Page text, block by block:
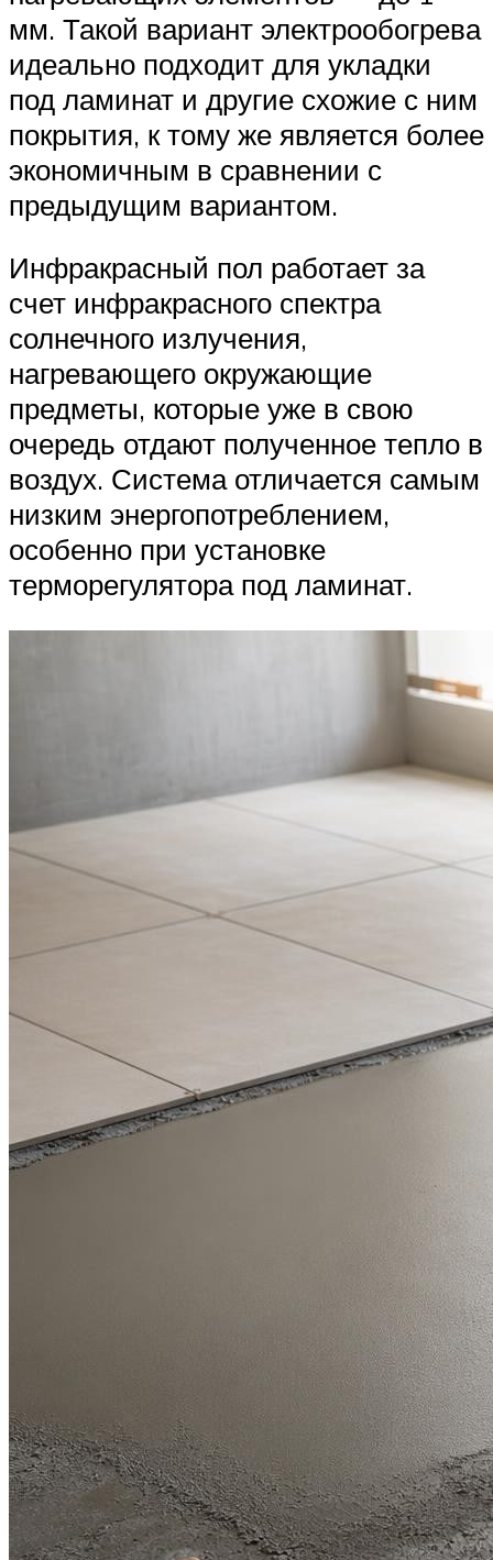
мм. Такой вариант электрообогрева
идеально подходит для укладки
под ламинат и другие схожие с ним
покрытия, к тому же является более
экономичным в сравнении с
предыдущим вариантом.
Инфракрасный пол работает за
счет инфракрасного спектра
солнечного излучения,
нагревающего окружающие
предметы, которые уже в свою
очередь отдают полученное тепло в
воздух. Система отличается самым
низким энергопотреблением,
особенно при установке
терморегулятора под ламинат.